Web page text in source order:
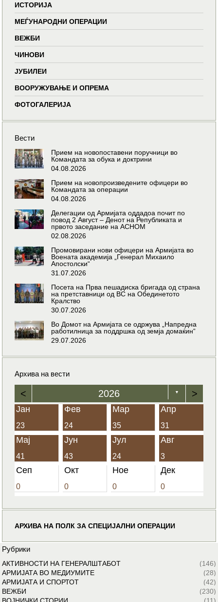
ИСТОРИЈА
МЕЃУНАРОДНИ ОПЕРАЦИИ
ВЕЖБИ
ЧИНОВИ
ЈУБИЛЕИ
ВООРУЖУВАЊЕ И ОПРЕМА
ФОТОГАЛЕРИЈА
Вести
Прием на новопоставени поручници во
Командата за обука и доктрини
04.08.2026
Прием на новопроизведените офицери во
Командата за операции
04.08.2026
Делегации од Армијата оддадоа почит по
повод 2 Август – Денот на Републиката и
првото заседание на АСНОМ
02.08.2026
Промовирани нови офицери на Армијата во
Воената академија „Генерал Михаило
Апостолски“
31.07.2026
Посета на Прва пешадиска бригада од страна
на претставници од ВС на Обединетото
Кралство
30.07.2026
Во Домот на Армијата се одржува „Напредна
работилница за поддршка од земја домаќин“
29.07.2026
Архива на вести
< 2026 ▼ >
Јан
23
Фев
24
Мар
35
Апр
31
Мај
41
Јун
43
Јул
24
Авг
3
Сеп
0
Окт
0
Ное
0
Дек
0
АРХИВА НА ПОЛК ЗА СПЕЦИЈАЛНИ ОПЕРАЦИИ
Рубрики
АКТИВНОСТИ НА ГЕНЕРАЛШТАБОТ
(146)
АРМИЈАТА ВО МЕДИУМИТЕ
(28)
АРМИЈАТА И СПОРТОТ
(42)
ВЕЖБИ
(230)